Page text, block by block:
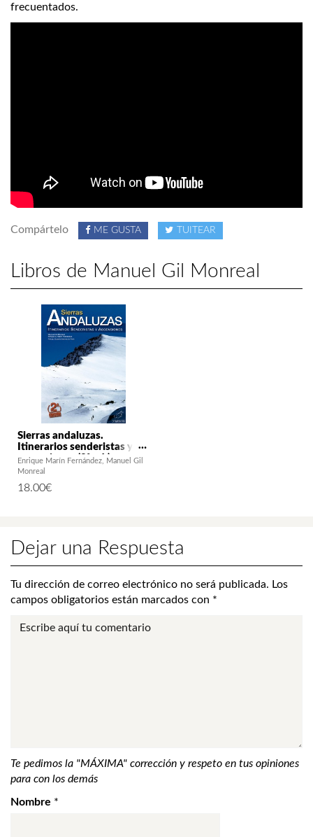
frecuentados.
Compártelo ME GUSTA TUITEAR
Libros de Manuel Gil Monreal
Sierras andaluzas.
Itinerarios senderistas y
ascensiones (2ª ed.)
Enrique Marín Fernández
Manuel Gil
Monreal
18.00€
Dejar una Respuesta
Tu dirección de correo electrónico no será publicada. Los
campos obligatorios están marcados con *
Te pedimos la "MÁXIMA" corrección y respeto en tus opiniones
para con los demás
Nombre *